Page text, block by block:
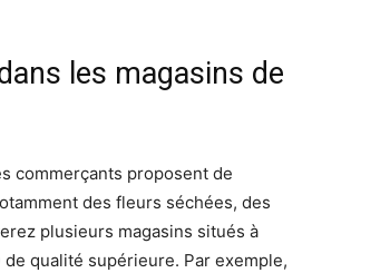
les magasins de
commerçants proposent de
des fleurs séchées, des
plusieurs magasins situés à
qualité supérieure. Par exemple,